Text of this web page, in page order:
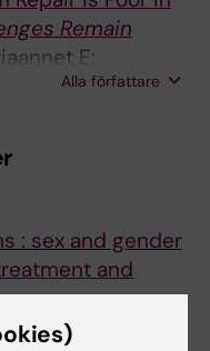
Remain
E;
JHN
Alla författare
: sex and gender
and